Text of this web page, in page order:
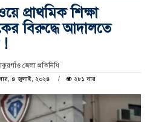
প্রাথমিক শিক্ষা
বিরুদ্ধে আদালতে
!
জেলা প্রতিনিধি
৪ জুলাই, ২০২৪
২৮১ বার